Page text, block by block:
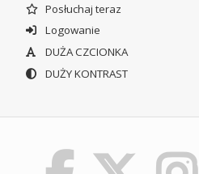
Posłuchaj teraz
Logowanie
DUŻA CZCIONKA
DUŻY KONTRAST